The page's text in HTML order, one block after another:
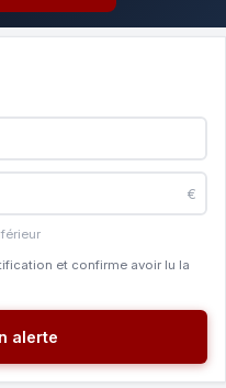
€
et confirme avoir lu la
alerte